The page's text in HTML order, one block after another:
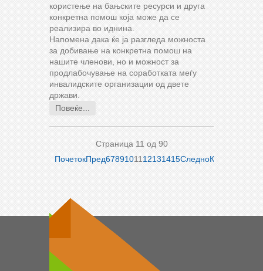
користење на бањските ресурси и друга
конкретна помош која може да се
реализира во иднина.
Напомена дака ќе ја разгледа можноста
за добивање на конкретна помош на
нашите членови, но и можност за
продлабочување на соработката меѓу
инвалидските организации од двете
држави.
Повеќе...
Страница 11 од 90
ПочетокПред67891011 12131415СледноКрај